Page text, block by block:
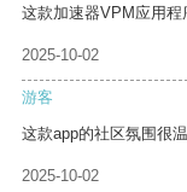
这款加速器VPM应用程
2025-10-02
游客
这款app的社区氛围很
2025-10-02